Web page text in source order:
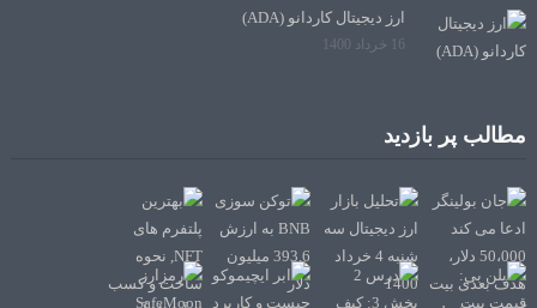
ارز دیجیتال کاردانو (ADA)
16 خرداد 1400
مطالب پر بازدید